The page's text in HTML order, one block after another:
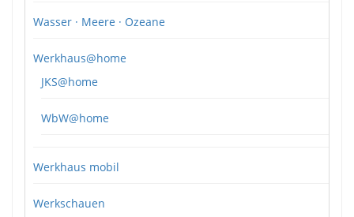
Wasser · Meere · Ozeane
Werkhaus@home
JKS@home
WbW@home
Werkhaus mobil
Werkschauen